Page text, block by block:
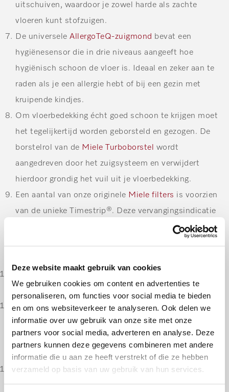
Deze website maakt gebruik van cookies
We gebruiken cookies om content en advertenties te
personaliseren, om functies voor social media te bieden
en om ons websiteverkeer te analyseren. Ook delen we
informatie over uw gebruik van onze site met onze
partners voor social media, adverteren en analyse. Deze
partners kunnen deze gegevens combineren met andere
informatie die u aan ze heeft verstrekt of die ze hebben
verzameld op basis van uw gebruik van hun services.
uitschuiven, waardoor je zowel harde als zachte
vloeren kunt stofzuigen.
De universele AllergoTeQ-zuigmond bevat een
hygiënesensor die in drie niveaus aangeeft hoe
hygiënisch schoon de vloer is. Ideaal en zeker aan te
raden als je een allergie hebt of bij een gezin met
kruipende kindjes.
Om vloerbedekking écht goed schoon te krijgen moet
het tegelijkertijd worden geborsteld en gezogen. De
borstelrol van de Miele Turboborstel wordt
aangedreven door het zuigsysteem en verwijdert
hierdoor grondig het vuil uit je vloerbedekking.
Een aantal van onze originele Miele filters is voorzien
van de unieke Timestrip®. Deze vervangingsindicatie
wordt geactiveerd door de filter in de stofzuiger te
Het airclean-filtersysteem filtert meer dan 99,9% van
de stofdeeltjes. Hygiënischer stofzuigen kan niet!
Het actief-air-clean-filter houdt stofdeeltjes tegen.
Ook hinderlijke geurtjes worden door dit filter
geabsorbeerd. Dir zorgt voor reukloze uitblaaslucht en
is vooral aan te raden als je huisdieren hebt.
Bij Miele kun je kiezen tussen drie verschillende
uitblaasfilters. HetHEPA-air-clean-filterfiltert fijn